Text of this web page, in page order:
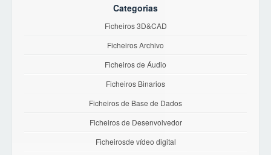
Categorias
Ficheiros 3D&CAD
Ficheiros Archivo
Ficheiros de Áudio
Ficheiros Binarios
Ficheiros de Base de Dados
Ficheiros de Desenvolvedor
Ficheirosde vídeo digital